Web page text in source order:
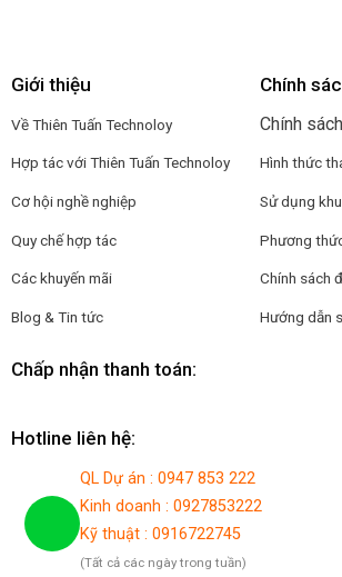
Giới thiệu
Về Thiên Tuấn Technoloy
Hợp tác với Thiên Tuấn Technoloy
Cơ hội nghề nghiệp
Quy chế hợp tác
Các khuyến mãi
Blog & Tin tức
Chính
Chính
Hình thức
Sử dụng
Phương
Chính sách
Hướng dẫn
Chấp nhận thanh toán:
Hotline liên hệ:
QL Dự án : 0947 853 222
Kinh doanh : 0927853222
Kỹ thuật : 0916722745
(Tất cả các ngày trong tuần)